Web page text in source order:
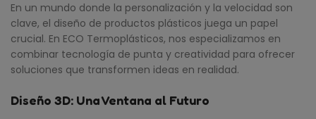
En un mundo donde la personalización y la velocidad son
clave, el diseño de productos plásticos juega un papel
crucial. En ECO Termoplásticos, nos especializamos en
combinar tecnología de punta y creatividad para ofrecer
soluciones que transformen ideas en realidad.
Diseño 3D: Una Ventana al Futuro